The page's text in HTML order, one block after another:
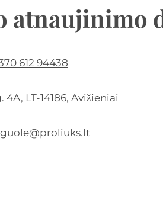
atnaujinimo
612 94438
4A, LT-14186, Avižieniai